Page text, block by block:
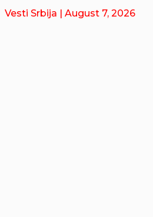
Vesti Srbija | August 7, 2026